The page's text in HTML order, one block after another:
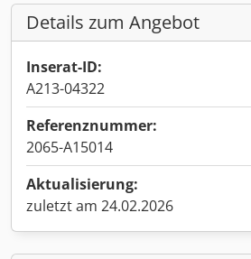
Details zum Angebot
Inserat-ID:
A213-04322
Referenznummer:
2065-A15014
Aktualisierung:
zuletzt am 24.02.2026